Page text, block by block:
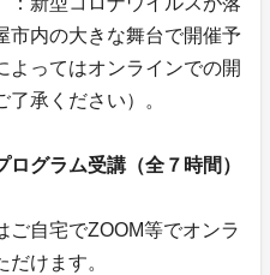
市内の大きな舞台で開催予
よってはオンラインでの開
承ください）。
ログラム受講（全７時間）
ご自宅でZOOM等でオンラ
けます。